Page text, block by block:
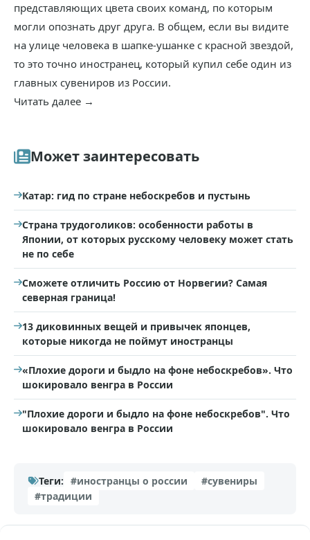
представляющих цвета своих команд, по которым
могли опознать друг друга. В общем, если вы видите
на улице человека в шапке-ушанке с красной звездой,
то это точно иностранец, который купил себе один из
главных сувениров из России.
Читать далее →
Может заинтересовать
Катар: гид по стране небоскребов и пустынь
Страна трудоголиков: особенности работы в
Японии, от которых русскому человеку может стать
не по себе
Сможете отличить Россию от Норвегии? Самая
северная граница!
13 диковинных вещей и привычек японцев,
которые никогда не поймут иностранцы
«Плохие дороги и быдло на фоне небоскребов». Что
шокировало венгра в России
"Плохие дороги и быдло на фоне небоскребов". Что
шокировало венгра в России
Теги: #иностранцы о россии
#сувениры
#традиции